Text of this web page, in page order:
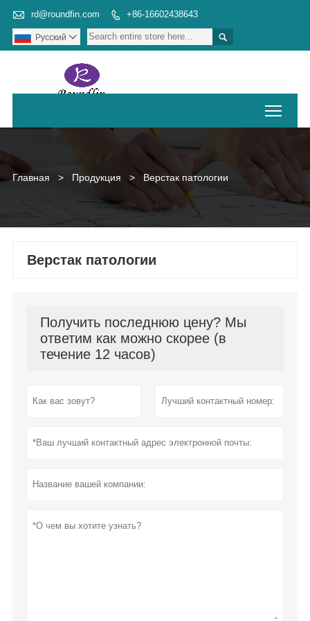
 rd@roundfin.com  +86-16602438643

Pусский 
Главная > Продукция > Верстак патологии
Верстак патологии
Получить последнюю цену? Мы
ответим как можно скорее (в
течение 12 часов)